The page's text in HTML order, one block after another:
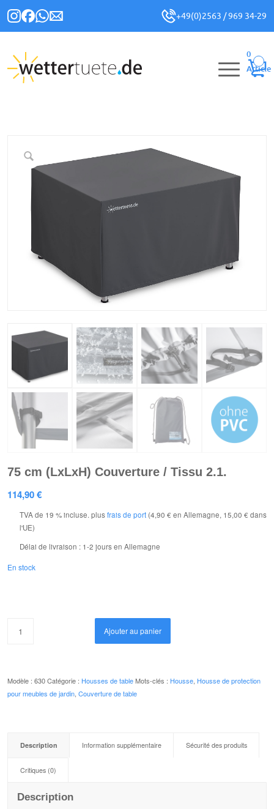
+49(0)2563 / 969 34-29
0
Article
75 cm (LxLxH) Couverture / Tissu 2.1.
114,90€
TVA de 19 % incluse. plusfrais de port (4,90 € en Allemagne, 15,00 € dans
l'UE)
Délai de livraison : 1-2 jours en Allemagne
En stock
Ajouter au panier
Modèle : 630Catégorie : Housses de tableMots-clés : Housse Housse de protection
pour meubles de jardin Couverture de table
Description Information supplémentaire Sécurité des produits
Critiques (0)
Description